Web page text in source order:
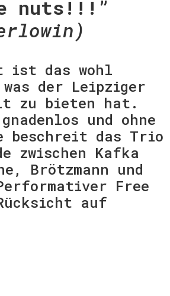
nuts!!!”
ist das wohl
der Leipziger
zu bieten hat.
und ohne
beschreit das Trio
zwischen Kafka
Brötzmann und
Free
auf